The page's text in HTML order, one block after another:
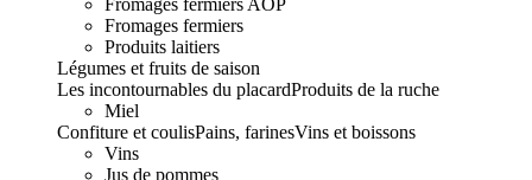
Fromages fermiers AOP
Fromages fermiers
Produits laitiers
Légumes et fruits de saison
Les incontournables du placardProduits de la ruche
Miel
Confiture et coulisPains, farinesVins et boissons
Vins
Jus de pommes